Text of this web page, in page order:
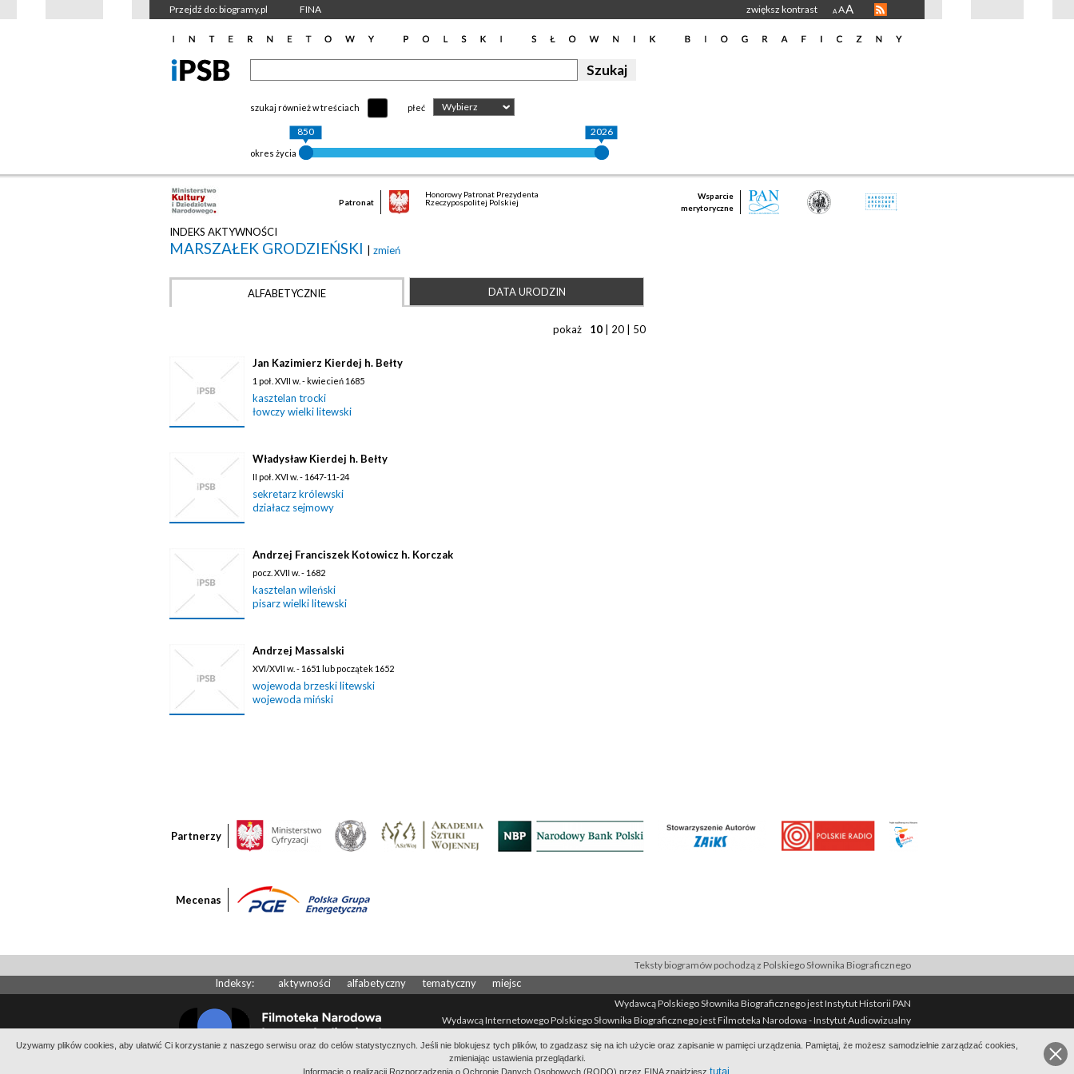
Przejdź do: biogramy.pl FINA zwiększ kontrast A AA
szukaj również w treściach płeć Wybierz
okres życia
850 2026
Patronat
Honorowy Patronat Prezydenta
Rzeczypospolitej Polskiej
Wsparcie
merytoryczne
INDEKS AKTYWNOŚCI
MARSZAŁEK GRODZIEŃSKI zmień
ALFABETYCZNIE DATA URODZIN
pokaż 10 20 50
Jan Kazimierz Kierdej h. Bełty
1 poł. XVII w. - kwiecień 1685
kasztelan trocki
łowczy wielki litewski
Władysław Kierdej h. Bełty
II poł. XVI w. - 1647-11-24
sekretarz królewski
działacz sejmowy
Andrzej Franciszek Kotowicz h. Korczak
pocz. XVII w. - 1682
kasztelan wileński
pisarz wielki litewski
Andrzej Massalski
XVI/XVII w. - 1651 lub początek 1652
wojewoda brzeski litewski
wojewoda miński
Partnerzy
Mecenas
Uzywamy plików cookies, aby ułatwić Ci korzystanie z naszego serwisu oraz do celów statystycznych. Jeśli nie blokujesz tych plików, to zgadzasz się na ich użycie oraz zapisanie w pamięci urządzenia. Pamiętaj, że możesz samodzielnie zarządzać cookies,
zmieniając ustawienia przeglądarki.
Informację o realizacji Rozporządzenia o Ochronie Danych Osobowych (RODO) przez FINA znajdziesz tutaj
Teksty biogramów pochodzą z Polskiego Słownika Biograficznego
Indeksy: aktywności alfabetyczny tematyczny miejsc
Wydawcą Polskiego Słownika Biograficznego jest Instytut Historii PAN
Wydawcą Internetowego Polskiego Słownika Biograficznego jest Filmoteka Narodowa - Instytut Audiowizualny
Polityka prywatności